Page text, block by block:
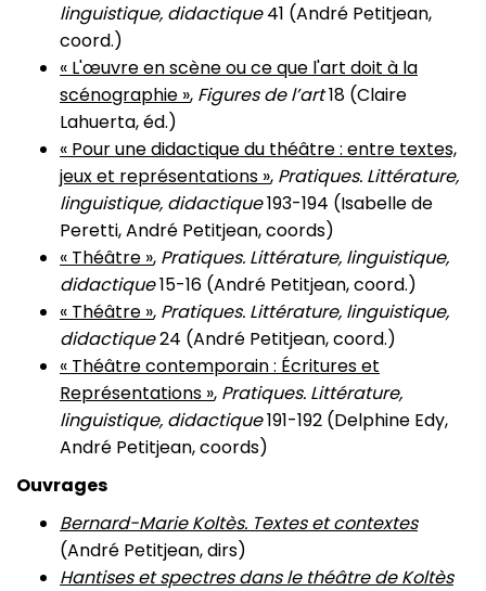
linguistique, didactique41 (André Petitjean,
coord.)
« L'œuvre en scène ou ce que l'art doit à la
scénographie », Figures de l’art18 (Claire
Lahuerta, éd.)
« Pour une didactique du théâtre : entre textes,
jeux et représentations », Pratiques. Littérature,
linguistique, didactique193-194 (Isabelle de
Peretti, André Petitjean, coords)
« Théâtre », Pratiques. Littérature, linguistique,
didactique15-16 (André Petitjean, coord.)
« Théâtre », Pratiques. Littérature, linguistique,
didactique24 (André Petitjean, coord.)
« Théâtre contemporain : Écritures et
Représentations », Pratiques. Littérature,
linguistique, didactique191-192 (Delphine Edy,
André Petitjean, coords)
Ouvrages
Bernard-Marie Koltès. Textes et contextes
(André Petitjean, dirs)
Hantises et spectres dans le théâtre de Koltès